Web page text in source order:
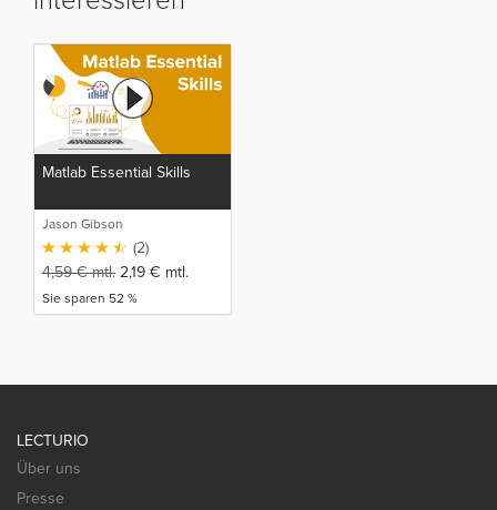
Matlab Essential Skills
Jason Gibson
(2)
4,59€mtl. 2,19 € mtl.
Sie sparen 52 %
LECTURIO
Über uns
Presse